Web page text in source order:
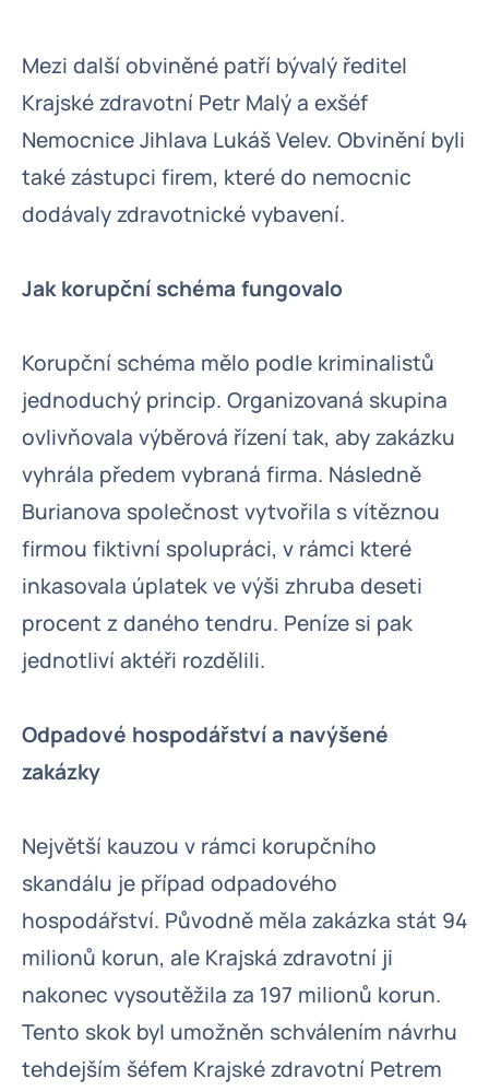
Mezi další obviněné patří bývalý ředitel
Krajské zdravotní Petr Malý a exšéf
Nemocnice Jihlava Lukáš Velev. Obvinění byli
také zástupci firem, které do nemocnic
dodávaly zdravotnické vybavení.
Jak korupční schéma fungovalo
Korupční schéma mělo podle kriminalistů
jednoduchý princip. Organizovaná skupina
ovlivňovala výběrová řízení tak, aby zakázku
vyhrála předem vybraná firma. Následně
Burianova společnost vytvořila s vítěznou
firmou fiktivní spolupráci, v rámci které
inkasovala úplatek ve výši zhruba deseti
procent z daného tendru. Peníze si pak
jednotliví aktéři rozdělili.
Odpadové hospodářství a navýšené
zakázky
Největší kauzou v rámci korupčního
skandálu je případ odpadového
hospodářství. Původně měla zakázka stát 94
milionů korun, ale Krajská zdravotní ji
nakonec vysoutěžila za 197 milionů korun.
Tento skok byl umožněn schválením návrhu
tehdejším šéfem Krajské zdravotní Petrem